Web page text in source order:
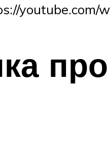
youtube.com/